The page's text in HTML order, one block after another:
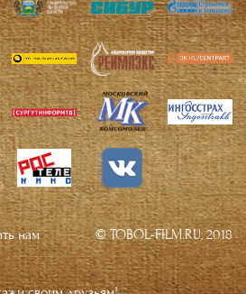
нам © TOBOL-FILM.RU, 2018